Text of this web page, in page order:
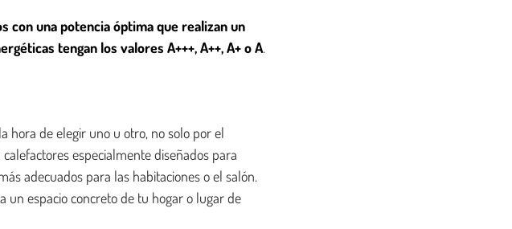
con una potencia óptima que realizan un
tengan los valores A+++, A++, A+ o A.
hora de elegir uno u otro, no solo por el
especialmente diseñados para
adecuados para las habitaciones o el salón.
un espacio concreto de tu hogar o lugar de